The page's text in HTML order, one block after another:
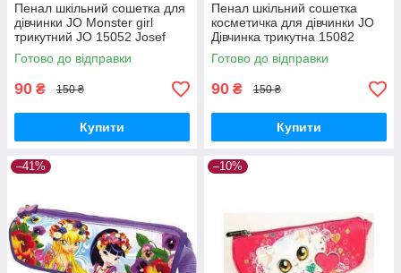
Пенал шкільний сошетка для
дівчинки JO Monster girl
трикутний JO 15052 Josef
Otten
Готово до відправки
90 ₴ 150 ₴
Купити
Пенал шкільний сошетка
косметичка для дівчинки JO
Дівчинка трикутна 15082
Josef Otten Німеччина
Готово до відправки
90 ₴ 150 ₴
Купити
–41% –10%